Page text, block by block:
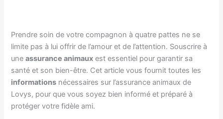
Prendre soin de votre compagnon à quatre pattes ne se
limite pas à lui offrir de l’amour et de l’attention. Souscrire à
uneassurance animaux est essentiel pour garantir sa
santé et son bien-être. Cet article vous fournit toutes les
informations nécessaires sur l’assurance animaux de
Lovys, pour que vous soyez bien informé et préparé à
protéger votre fidèle ami.